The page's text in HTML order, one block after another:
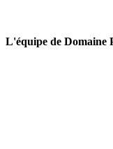
L'équipe de Domaine